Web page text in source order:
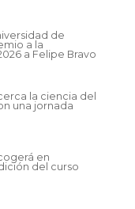
de
a la
a Felipe Bravo
la ciencia del
una jornada
en
del curso